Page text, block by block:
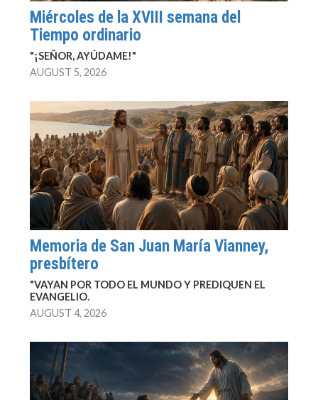
Miércoles de la XVIII semana del
Tiempo ordinario
"¡SEÑOR, AYÚDAME!"
AUGUST 5, 2026
Memoria de San Juan María Vianney,
presbítero
"VAYAN POR TODO EL MUNDO Y PREDIQUEN EL
EVANGELIO.
AUGUST 4, 2026